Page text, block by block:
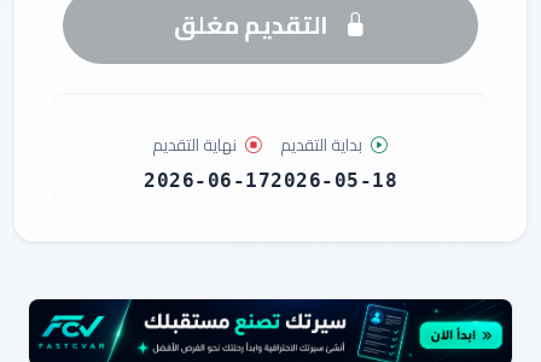
التقديم مغلق
بداية التقديم
2026-05-18
نهاية التقديم
2026-06-17